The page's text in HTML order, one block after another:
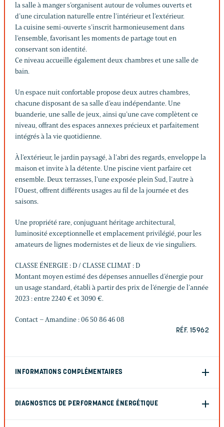
la salle à manger s’organisent autour de volumes ouverts et
d’une circulation naturelle entre l’intérieur et l’extérieur.
La cuisine semi-ouverte s’inscrit harmonieusement dans
l’ensemble, favorisant les moments de partage tout en
conservant son identité.
Ce niveau accueille également deux chambres et une salle de
bain.
Un espace nuit confortable propose deux autres chambres,
chacune disposant de sa salle d’eau indépendante. Une
buanderie, une salle de jeux, ainsi qu’une cave complètent ce
niveau, offrant des espaces annexes précieux et parfaitement
intégrés à la vie quotidienne.
À l’extérieur, le jardin paysagé, à l’abri des regards, enveloppe la
maison et invite à la détente. Une piscine vient parfaire cet
ensemble. Deux terrasses, l’une exposée plein Sud, l’autre à
l’Ouest, offrent différents usages au fil de la journée et des
saisons.
Une propriété rare, conjuguant héritage architectural,
luminosité exceptionnelle et emplacement privilégié, pour les
amateurs de lignes modernistes et de lieux de vie singuliers.
CLASSE ÉNERGIE : D / CLASSE CLIMAT : D
Montant moyen estimé des dépenses annuelles d’énergie pour
un usage standard, établi à partir des prix de l’énergie de l’année
2023 : entre 2240 € et 3090 €.
Contact – Amandine : 06 50 86 46 08
RÉF. 15962
INFORMATIONS COMPLÉMENTAIRES
DIAGNOSTICS DE PERFORMANCE ÉNERGÉTIQUE